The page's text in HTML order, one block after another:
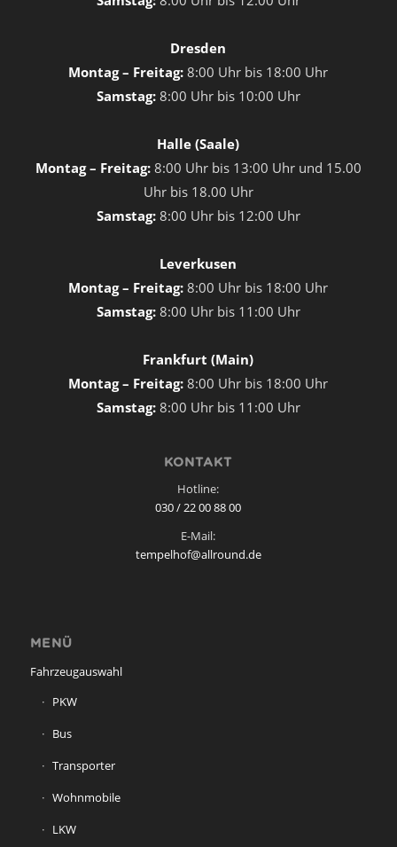
Dresden
Montag – Freitag:8:00 Uhr bis 18:00 Uhr
Samstag: 8:00 Uhr bis 10:00 Uhr
Halle (Saale)
Montag – Freitag: 8:00 Uhr bis 13:00 Uhr und 15.00
Uhr bis 18.00 Uhr
Samstag: 8:00 Uhr bis 12:00 Uhr
Leverkusen
Montag – Freitag:8:00 Uhr bis 18:00 Uhr
Samstag: 8:00 Uhr bis 11:00 Uhr
Frankfurt (Main)
Montag – Freitag:8:00 Uhr bis 18:00 Uhr
Samstag: 8:00 Uhr bis 11:00 Uhr
KONTAKT
Hotline:
030 / 22 00 88 00
E-Mail:
tempelhof@allround.de
MENÜ
Fahrzeugauswahl
PKW
Bus
Transporter
Wohnmobile
LKW